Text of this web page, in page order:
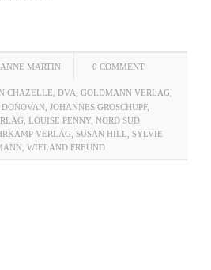
MARTIN 0 COMMENT
CHAZELLE DVA GOLDMANN VERLAG
DONOVAN JOHANNES GROSCHUPF,
LOUISE PENNY, NORD SÜD
VERLAG SUSAN HILL SYLVIE
WIELAND FREUND